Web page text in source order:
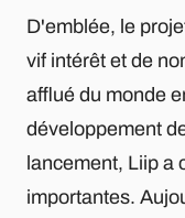
D'emblée, le
vif intérêt et de
afflué du monde
développement
lancement, Liip a
importantes.